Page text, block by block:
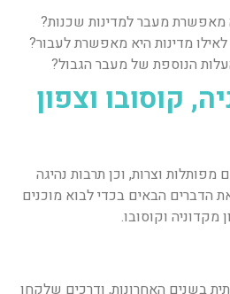
מעבר למדינות שכנות?
מדינות היא מאפשרת לעבור?
הנוספת של מעבר הגבול?
קוסובו וצפון
מפותלות וצרות, וכן תרבות נהיגה
הדברים הבאים בכדי לבוא מוכנים
וקוסובו.
בשנים האחרונות, ודרכים שלקחו